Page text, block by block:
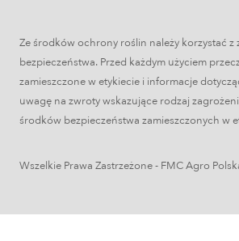
Uprawy polowe
Łokaś garbatek – jak
szkodnika i ograniczyć szkody
Ze środków ochrony roślin należy korzystać z
bezpieczeństwa. Przed każdym użyciem
zamieszczone w etykiecie i informacje
uwagę na zwroty wskazujące rodzaj
środków bezpieczeństwa zamieszczonych w
Wszelkie Prawa Zastrzeżone - FMC Agro